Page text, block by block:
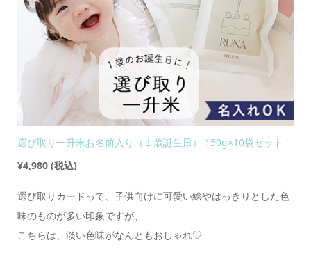
選び取り一升米お名前入り（１歳誕生日） 150g×10袋セット
¥4,980 (税込)
選び取りカードって、子供向けに可愛い絵やはっきりとした色
味のものが多い印象ですが、
こちらは、淡い色味がなんともおしゃれ♡